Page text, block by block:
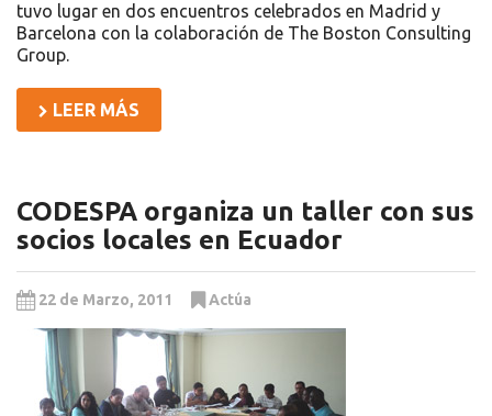
tuvo lugar en dos encuentros celebrados en Madrid y
Barcelona con la colaboración de The Boston Consulting
Group.
LEER MÁS
CODESPA organiza un taller con sus
socios locales en Ecuador
22 de Marzo, 2011 Actúa